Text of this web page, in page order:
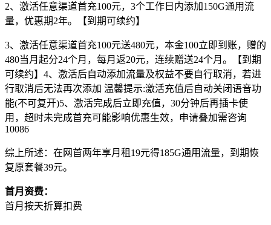
2、激活任意渠道首充100元，3个工作日内添加150G通用流
量，优惠期2年。【到期可续约】
3、激活任意渠道首充100元送480元，本金100立即到账，赠的
480当月起分24个月，每月返20元，连续赠送24个月。【到期
可续约】4、激活后自动添加流量及权益不要自行取消，若进
行取消后无法再次添加 温馨提示:激活充值后自动关闭语音功
能(不可复开)5、激活完成后立即充值，30分钟后再插卡使
用，超时未完成首充可能影响优惠生效，申请叠加需咨询
10086
综上所述：在网首两年享月租19元得185G通用流量，到期恢
复原套餐39元。
首月资费：
首月按天折算扣费